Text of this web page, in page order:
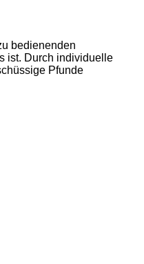
bedienenden
ist. Durch individuelle
Pfunde